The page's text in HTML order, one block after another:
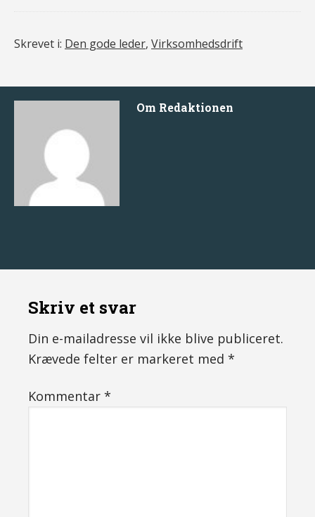
Skrevet i: Den gode leder, Virksomhedsdrift
Om Redaktionen
Skriv et svar
Din e-mailadresse vil ikke blive publiceret.
Krævede felter er markeret med *
Kommentar *